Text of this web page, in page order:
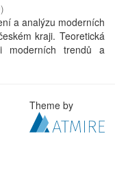
)
a analýzu moderních
kraji. Teoretická
moderních trendů a
Theme by